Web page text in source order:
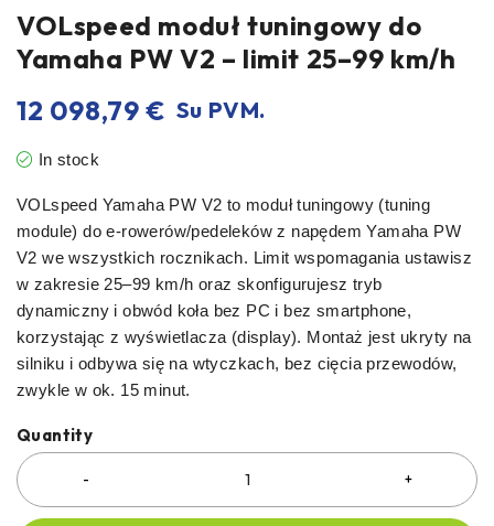
VOLspeed moduł tuningowy do
Yamaha PW V2 – limit 25–99 km/h
12 098,79 € Su PVM.
In stock
VOLspeed Yamaha PW V2 to moduł tuningowy (tuning
module) do e‑rowerów/pedeleków z napędem Yamaha PW
V2 we wszystkich rocznikach. Limit wspomagania ustawisz
w zakresie 25–99 km/h oraz skonfigurujesz tryb
dynamiczny i obwód koła bez PC i bez smartphone,
korzystając z wyświetlacza (display). Montaż jest ukryty na
silniku i odbywa się na wtyczkach, bez cięcia przewodów,
zwykle w ok. 15 minut.
Quantity